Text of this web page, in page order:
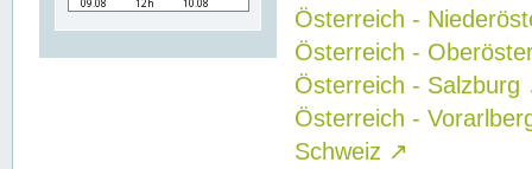
Österreich -
Österreich -
Österreich - Salzburg
Österreich -
Schweiz ↗